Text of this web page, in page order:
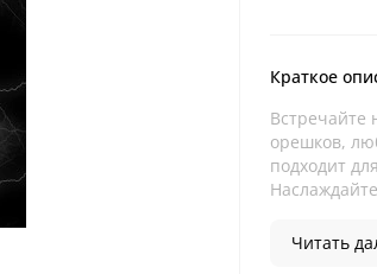
Краткое
Встречайте
орешков,
подходит
Читать